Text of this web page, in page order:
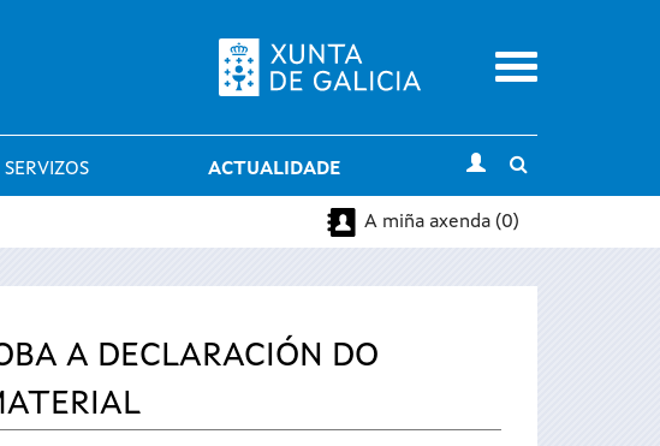
Menu
SERVIZOS ACTUALIDADE
search
A miña axenda (0)
A DECLARACIÓN DO